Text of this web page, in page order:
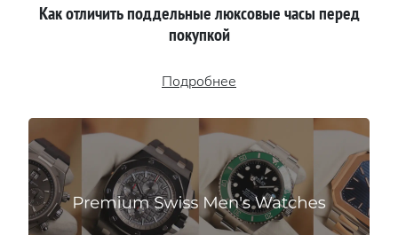
Как отличить поддельные люксовые часы перед
покупкой
Подробнее